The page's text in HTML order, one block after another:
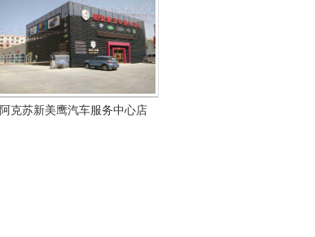
阿克苏新美鹰汽车服务中心店